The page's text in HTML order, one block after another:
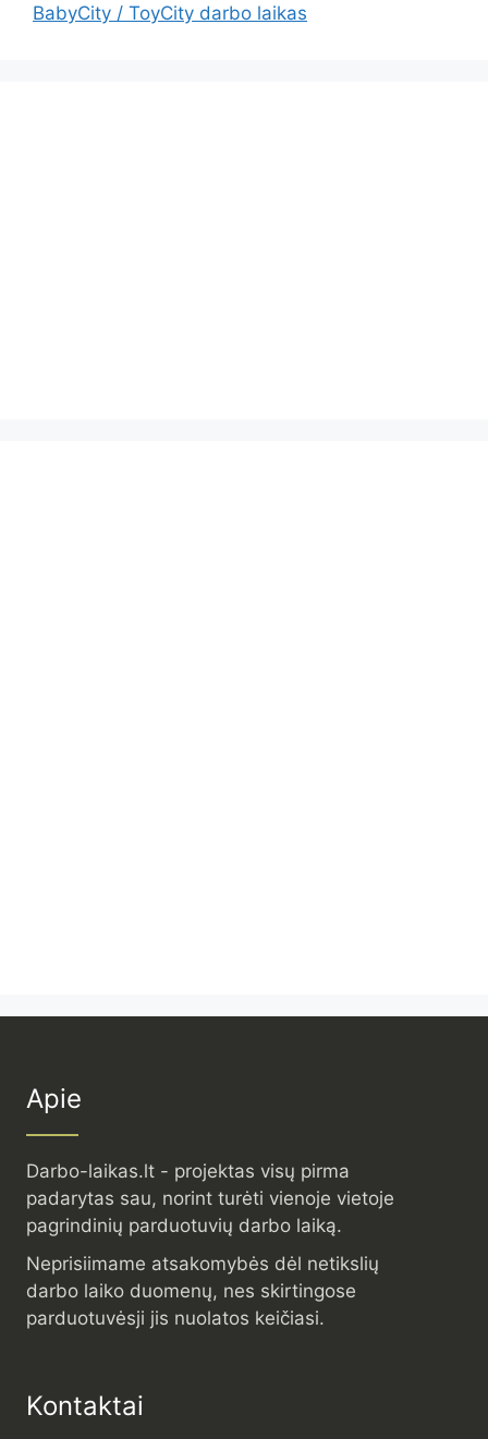
BabyCity / ToyCity darbo laikas
Apie
Darbo-laikas.lt - projektas visų pirma
padarytas sau, norint turėti vienoje vietoje
pagrindinių parduotuvių darbo laiką.
Neprisiimame atsakomybės dėl netikslių
darbo laiko duomenų, nes skirtingose
parduotuvėsji jis nuolatos keičiasi.
Kontaktai